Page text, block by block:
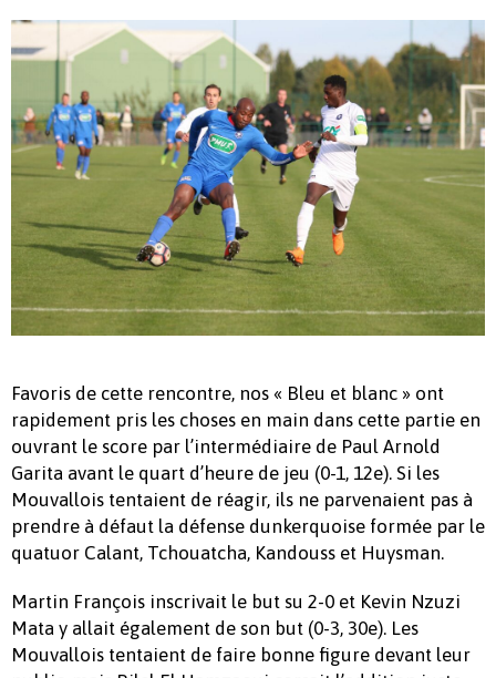
Favoris de cette rencontre, nos « Bleu et blanc » ont
rapidement pris les choses en main dans cette partie en
ouvrant le score par l’intermédiaire de Paul Arnold
Garita avant le quart d’heure de jeu (0-1, 12e). Si les
Mouvallois tentaient de réagir, ils ne parvenaient pas à
prendre à défaut la défense dunkerquoise formée par le
quatuor Calant, Tchouatcha, Kandouss et Huysman.
Martin François inscrivait le but su 2-0 et Kevin Nzuzi
Mata y allait également de son but (0-3, 30e). Les
Mouvallois tentaient de faire bonne figure devant leur